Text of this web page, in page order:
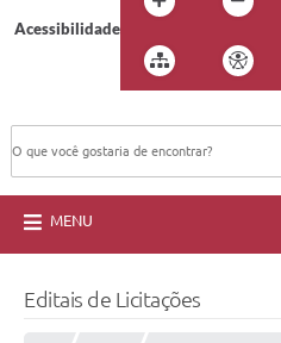
Acessibilidade
MENU
Editais de Licitações